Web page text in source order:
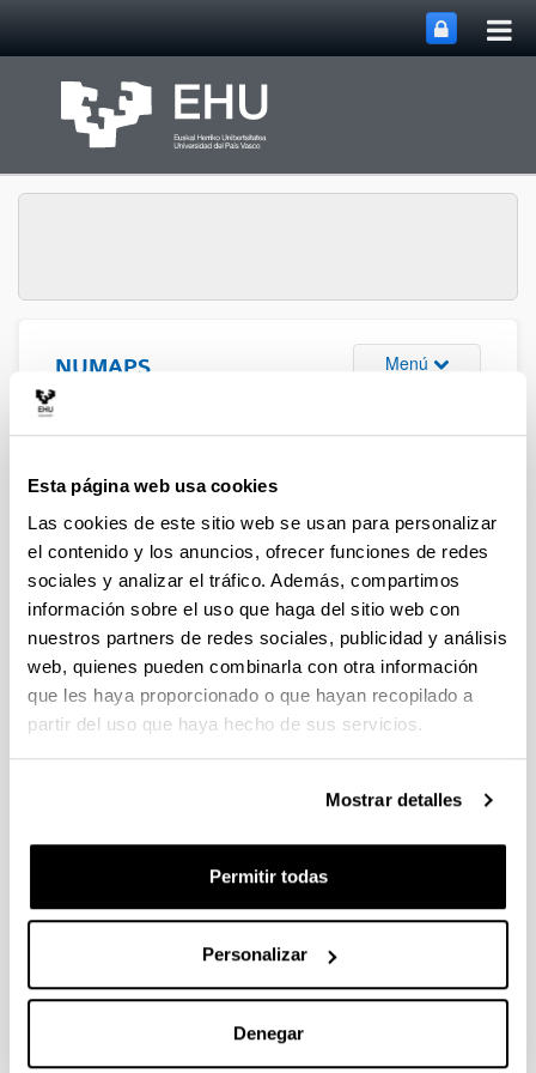
Esta página web usa cookies
Las cookies de este sitio web se usan para personalizar
el contenido y los anuncios, ofrecer funciones de redes
sociales y analizar el tráfico. Además, compartimos
información sobre el uso que haga del sitio web con
nuestros partners de redes sociales, publicidad y análisis
web, quienes pueden combinarla con otra información
que les haya proporcionado o que hayan recopilado a
partir del uso que haya hecho de sus servicios.
Mostrar detalles
Permitir todas
Personalizar
Denegar
NUMAPS Menú Abrir/cerrar
Efficiency of nitrification inhibitor
DMPP to reduce nitrous oxide
emissions under different
temperature and moisture
conditions
Autoría:
Menéndez S, Barrena I, Setién I, González-Murua C,
2012
Soil Biology and Biochemistry
Página de inicio - Página de fin:
DOI: